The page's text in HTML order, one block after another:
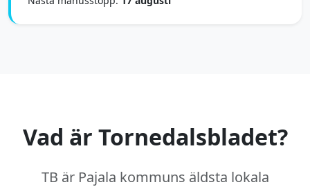
Vad är Tornedalsbladet?
TB är Pajala kommuns äldsta lokala